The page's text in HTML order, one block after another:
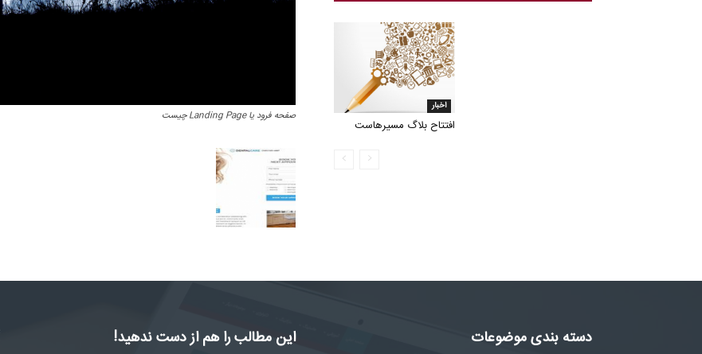
صفحه فرود یا Landing Page چیست
اخبار
افتتاح بلاگ مسیرهاست
این مطالب را هم از دست ندهید! دسته بندی موضوعات